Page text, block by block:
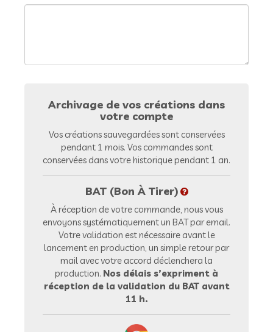
Archivage de vos créations dans
votre compte
Vos créations sauvegardées sont conservées
pendant 1 mois. Vos commandes sont
conservées dans votre historique pendant 1 an.
BAT (Bon À Tirer)
À réception de votre commande, nous vous
envoyons systématiquement un BAT par email.
Votre validation est nécessaire avant le
lancement en production, un simple retour par
mail avec votre accord déclenchera la
production. Nos délais s’expriment à
réception de la validation du BAT avant
11 h.